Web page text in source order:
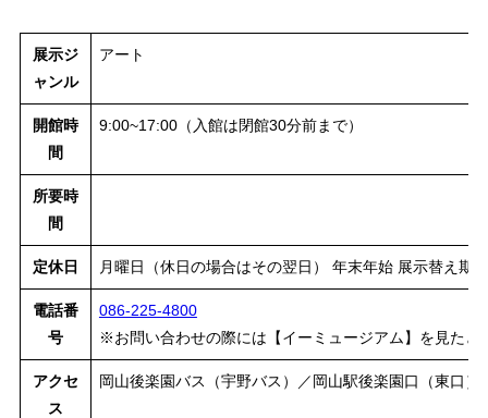
展示ジ
ャンル
アート
開館時
間
9:00~17:00（入館は閉館30分前まで）
所要時
間
定休日 月曜日（休日の場合はその翌日） 年末年始 展示替え期
電話番
号
086-225-4800
※お問い合わせの際には【イーミュージアム】を見たと
アクセ
ス
岡山後楽園バス（宇野バス）／岡山駅後楽園口（東口